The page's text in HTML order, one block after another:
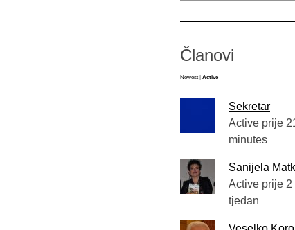
Članovi
Newest Active
Sekretar
Active prije
minutes
Sanijela
Active prije 2
tjedan